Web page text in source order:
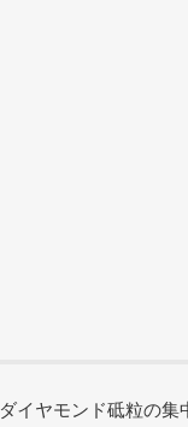
イヤモンド砥粒の